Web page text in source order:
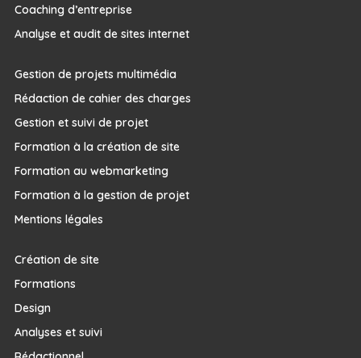
Coaching d’entreprise
Analyse et audit de sites internet
Gestion de projets multimédia
Rédaction de cahier des charges
Gestion et suivi de projet
Formation à la création de site
Formation au webmarketing
Formation à la gestion de projet
Mentions légales
Création de site
Formations
Design
Analyses et suivi